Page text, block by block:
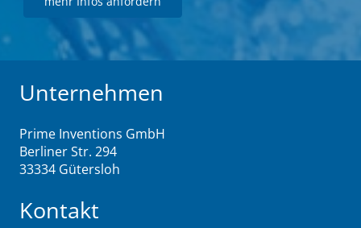
Unternehmen
Prime Inventions GmbH
Berliner Str. 294
33334 Gütersloh
Kontakt